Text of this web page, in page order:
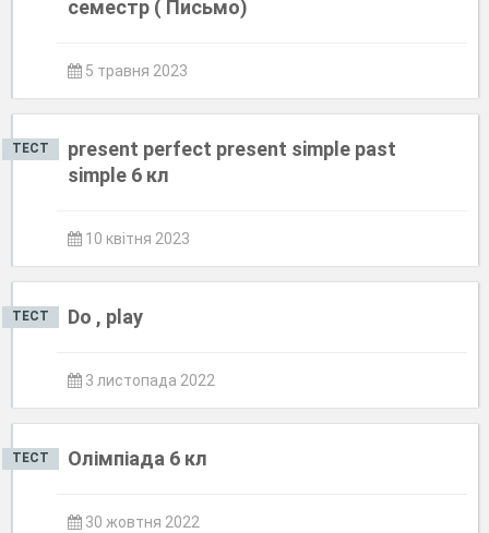
семестр ( Письмо)
5 травня 2023
ТЕСТ
present perfect present simple past
simple 6 кл
10 квітня 2023
ТЕСТ Do , play
3 листопада 2022
ТЕСТ Олімпіада 6 кл
30 жовтня 2022